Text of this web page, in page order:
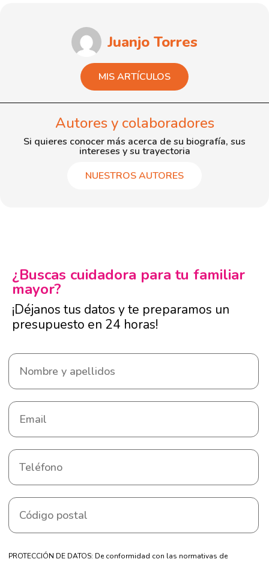
Juanjo Torres
MIS ARTÍCULOS
Autores y colaboradores
Si quieres conocer más acerca de su biografía, sus
intereses y su trayectoria
NUESTROS AUTORES
¿Buscas cuidadora para tu familiar
mayor?
¡Déjanos tus datos y te preparamos un
presupuesto en 24 horas!
PROTECCIÓN DE DATOS: De conformidad con las normativas de